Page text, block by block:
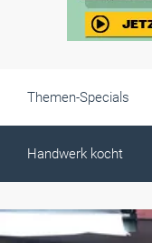
Themen-Specials
Handwerk kocht